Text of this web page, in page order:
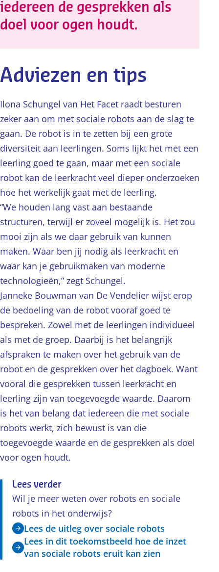
iedereen de gesprekken als
doel voor ogen houdt.
Adviezen en tips
Ilona Schungel van Het Facet raadt besturen
zeker aan om met sociale robots aan de slag te
gaan. De robot is in te zetten bij een grote
diversiteit aan leerlingen. Soms lijkt het met een
leerling goed te gaan, maar met een sociale
robot kan de leerkracht veel dieper onderzoeken
hoe het werkelijk gaat met de leerling.
“We houden lang vast aan bestaande
structuren, terwijl er zoveel mogelijk is. Het zou
mooi zijn als we daar gebruik van kunnen
maken. Waar ben jij nodig als leerkracht en
waar kan je gebruikmaken van moderne
technologieën,” zegt Schungel.
Janneke Bouwman van De Vendelier wijst erop
de bedoeling van de robot vooraf goed te
bespreken. Zowel met de leerlingen individueel
als met de groep. Daarbij is het belangrijk
afspraken te maken over het gebruik van de
robot en de gesprekken over het dagboek. Want
vooral die gesprekken tussen leerkracht en
leerling zijn van toegevoegde waarde. Daarom
is het van belang dat iedereen die met sociale
robots werkt, zich bewust is van die
toegevoegde waarde en de gesprekken als doel
voor ogen houdt.
Lees verder
Wil je meer weten over robots en sociale
robots in het onderwijs?
Lees de uitleg over sociale robots
Lees in dit toekomstbeeld hoe de inzet
van sociale robots eruit kan zien